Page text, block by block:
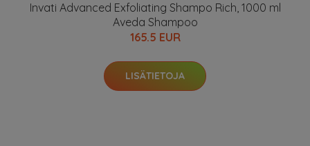
Invati Advanced Exfoliating Shampo Rich, 1000 ml
Aveda Shampoo
165.5 EUR
LISÄTIETOJA